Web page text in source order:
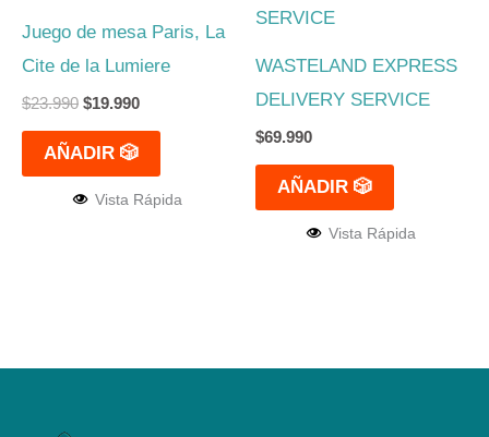
Juego de mesa Paris, La
Cite de la Lumiere
$23.990
$23.990.
$19.990
$19.990.
AÑADIR 🎲
Vista Rápida
WASTELAND EXPRESS
DELIVERY SERVICE
$69.990
AÑADIR 🎲
Vista Rápida